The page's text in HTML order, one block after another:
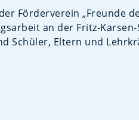
Förderverein „Freunde
an der Fritz-
Schüler, Eltern und